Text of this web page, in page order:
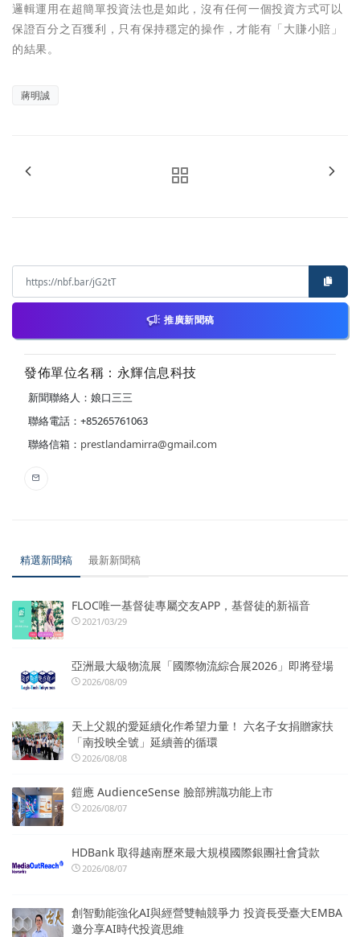
邏輯運用在超簡單投資法也是如此，沒有任何一個投資方式可以
保證百分之百獲利，只有保持穩定的操作，才能有「大賺小賠」
的結果。
蔣明誠
推廣新聞稿
發佈單位名稱：永輝信息科技
新聞聯絡人：娘口三三
聯絡電話：+85265761063
聯絡信箱： prestlandamirra@gmail.com
精選新聞稿 最新新聞稿
FLOC唯一基督徒專屬交友APP，基督徒的新福音
2021/03/29
亞洲最大級物流展「國際物流綜合展2026」即將登場
2026/08/09
天上父親的愛延續化作希望力量！ 六名子女捐贈家扶
「南投映全號」延續善的循環
2026/08/08
鎧應 AudienceSense 臉部辨識功能上市
2026/08/07
HDBank 取得越南歷來最大規模國際銀團社會貸款
2026/08/07
創智動能強化AI與經營雙軸競爭力 投資長受臺大EMBA
邀分享AI時代投資思維